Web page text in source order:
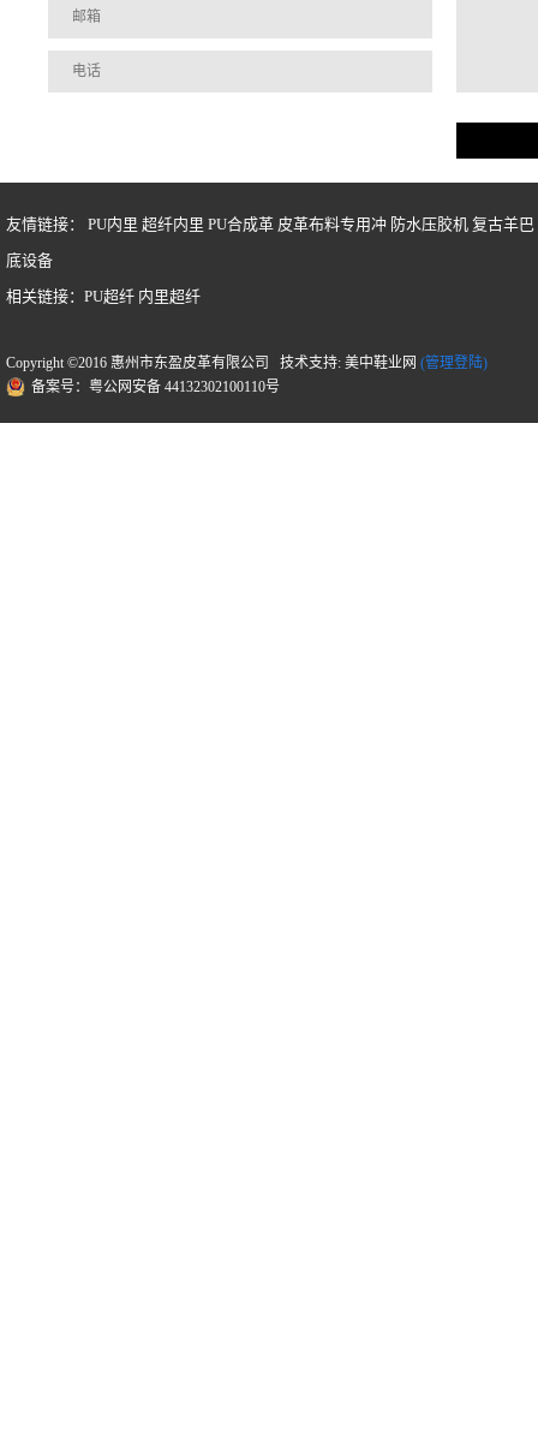
友情链接： PU内里 超纤内里 PU合成革 皮革布料专用冲 防水压胶机 复古羊巴
底设备
相关链接： PU超纤 内里超纤
Copyright ©2016 惠州市东盈皮革有限公司 技术支持: 美中鞋业网 (管理登陆)
备案号：粤公网安备 44132302100110号